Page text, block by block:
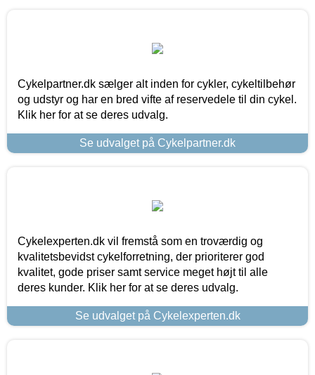
Cykelpartner.dk sælger alt inden for cykler, cykeltilbehør
og udstyr og har en bred vifte af reservedele til din cykel.
Klik her for at se deres udvalg.
Se udvalget på Cykelpartner.dk
Cykelexperten.dk vil fremstå som en troværdig og
kvalitetsbevidst cykelforretning, der prioriterer god
kvalitet, gode priser samt service meget højt til alle
deres kunder. Klik her for at se deres udvalg.
Se udvalget på Cykelexperten.dk